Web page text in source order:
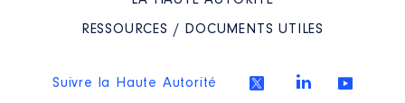
RESSOURCES / DOCUMENTS UTILES
Suivre la Haute Autorité